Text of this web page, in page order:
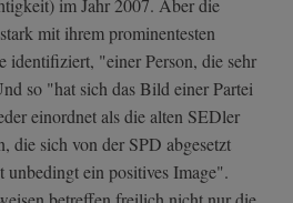
im Jahr 2007. Aber die
mit ihrem prominentesten
identifiziert, "einer Person, die sehr
so "hat sich das Bild einer Partei
einordnet als die alten SEDler
die sich von der SPD abgesetzt
unbedingt ein positives Image".